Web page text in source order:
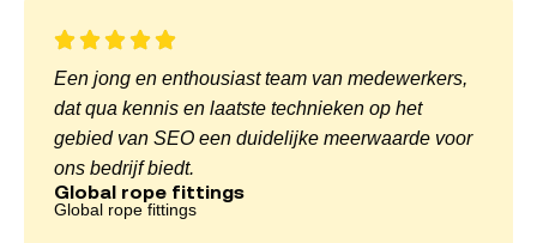
Een jong en enthousiast team van medewerkers,
dat qua kennis en laatste technieken op het
gebied van SEO een duidelijke meerwaarde voor
ons bedrijf biedt.
Global rope fittings
Global rope fittings